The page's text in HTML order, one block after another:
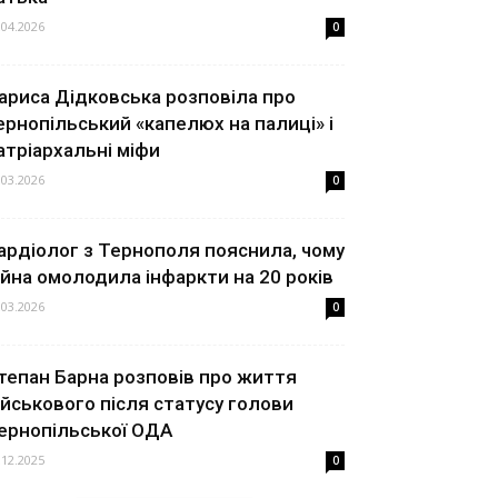
0
Дідковська розповіла про
«капелюх на палиці» і
міфи
0
з Тернополя пояснила, чому
омолодила інфаркти на 20 років
0
Барна розповів про життя
після статусу голови
ОДА
0